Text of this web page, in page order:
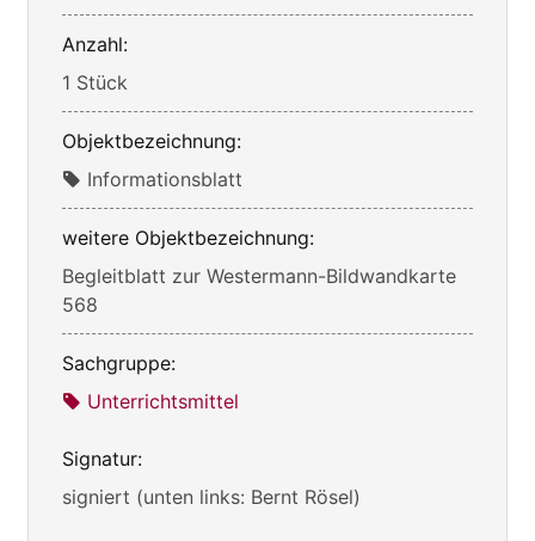
Anzahl:
1 Stück
Objektbezeichnung:
Informationsblatt
weitere Objektbezeichnung:
Begleitblatt zur Westermann-Bildwandkarte
568
Sachgruppe:
Unterrichtsmittel
Signatur:
signiert (unten links: Bernt Rösel)